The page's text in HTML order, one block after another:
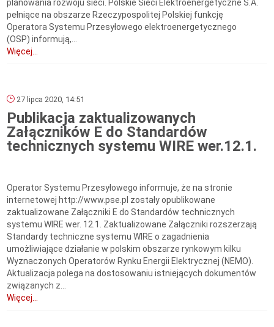
planowania rozwoju sieci. Polskie Sieci Elektroenergetyczne S.A.
pełniące na obszarze Rzeczypospolitej Polskiej funkcję
Operatora Systemu Przesyłowego elektroenergetycznego
(OSP) informują,...
Więcej...
27 lipca 2020, 14:51
Publikacja zaktualizowanych
Załączników E do Standardów
technicznych systemu WIRE wer.12.1.
Operator Systemu Przesyłowego informuje, że na stronie
internetowej http://www.pse.pl zostały opublikowane
zaktualizowane Załączniki E do Standardów technicznych
systemu WIRE wer. 12.1. Zaktualizowane Załączniki rozszerzają
Standardy techniczne systemu WIRE o zagadnienia
umożliwiające działanie w polskim obszarze rynkowym kilku
Wyznaczonych Operatorów Rynku Energii Elektrycznej (NEMO).
Aktualizacja polega na dostosowaniu istniejących dokumentów
związanych z...
Więcej...